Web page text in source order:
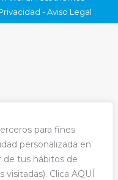
para fines
personalizada en
de tus hábitos de
Clica AQUÍ
-Aviso Legal